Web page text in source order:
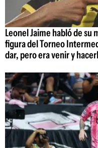
Leonel Jaime habló de su
figura del Torneo
dar, pero era venir y